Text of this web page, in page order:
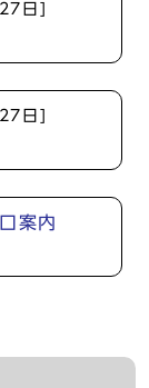
日]
日]
案内